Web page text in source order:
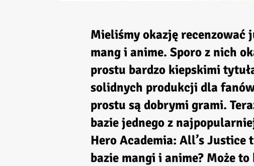
Mieliśmy okazję recenzować
mang i anime. Sporo z nich
prostu bardzo kiepskimi
solidnych produkcji dla
prostu są dobrymi grami.
bazie jednego z
Hero Academia: All’s
bazie mangi i anime? Może